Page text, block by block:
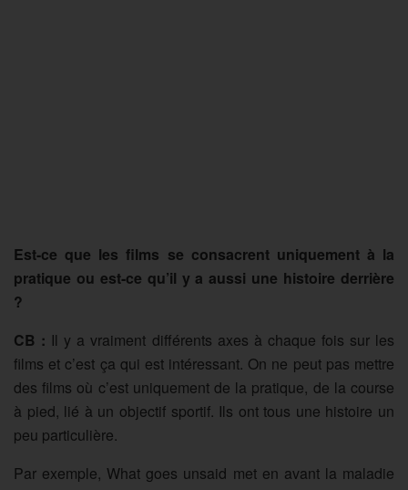
Est-ce que les films se consacrent uniquement à la
pratique ou est-ce qu’il y a aussi une histoire derrière
?
CB : Il y a vraiment différents axes à chaque fois sur les
films et c’est ça qui est intéressant. On ne peut pas mettre
des films où c’est uniquement de la pratique, de la course
à pied, lié à un objectif sportif. Ils ont tous une histoire un
peu particulière.
Par exemple, What goes unsaid met en avant la maladie